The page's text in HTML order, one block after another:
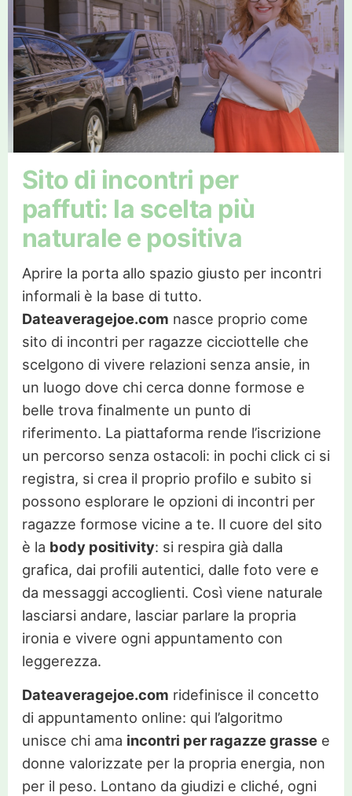
Sito di incontri per
paffuti: la scelta più
naturale e positiva
Aprire la porta allo spazio giusto per incontri
informali è la base di tutto.
Dateaveragejoe.com nasce proprio come
sito di incontri per ragazze cicciottelle che
scelgono di vivere relazioni senza ansie, in
un luogo dove chi cerca donne formose e
belle trova finalmente un punto di
riferimento. La piattaforma rende l’iscrizione
un percorso senza ostacoli: in pochi click ci si
registra, si crea il proprio profilo e subito si
possono esplorare le opzioni di incontri per
ragazze formose vicine a te. Il cuore del sito
è la body positivity: si respira già dalla
grafica, dai profili autentici, dalle foto vere e
da messaggi accoglienti. Così viene naturale
lasciarsi andare, lasciar parlare la propria
ironia e vivere ogni appuntamento con
leggerezza.
Dateaveragejoe.com ridefinisce il concetto
di appuntamento online: qui l’algoritmo
unisce chi ama incontri per ragazze grassee
donne valorizzate per la propria energia, non
per il peso. Lontano da giudizi e cliché, ogni